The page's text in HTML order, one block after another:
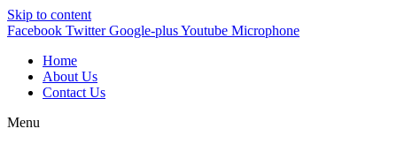
Skip to content
Facebook Twitter Google-plusYoutube Microphone
Home
About Us
Contact Us
Menu